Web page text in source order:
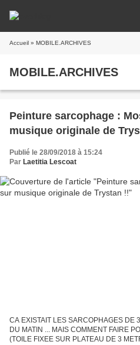
Accueil » MOBILE.ARCHIVES
MOBILE.ARCHIVES
Peinture sarcophage :
musique originale de
Publié le 28/09/2018 à 15:24
Par Laetitia Lescoat
CA EXISTAIT LES SARCOPHAGES DE
DU MATIN ... MAIS COMMENT FAIRE
(TOILE FIXEE SUR PLATEAU DE 3